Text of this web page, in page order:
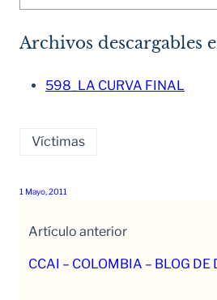
Archivos descargables
598_LA CURVA FINAL
Víctimas
1 Mayo, 2011
Artículo anterior
CCAI – COLOMBIA – BLOG DE